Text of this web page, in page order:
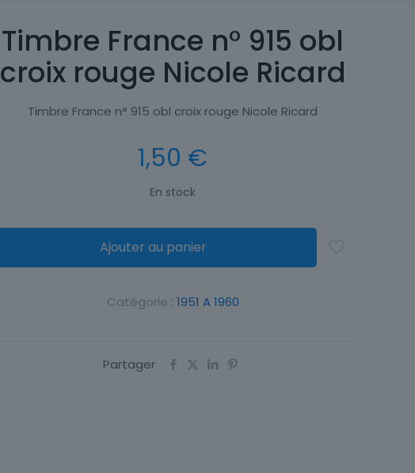
Timbre France n° 915 obl
croix rouge Nicole Ricard
Timbre France n° 915 obl croix rouge Nicole Ricard
1,50 €
En stock
Ajouter au panier
Catégorie : 1951 A 1960
Partager